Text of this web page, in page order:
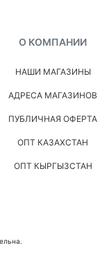
О КОМПАНИИ
НАШИ МАГАЗИНЫ
АДРЕСА МАГАЗИНОВ
ПУБЛИЧНАЯ ОФЕРТА
ОПТ КАЗАХСТАН
ОПТ КЫРГЫЗСТАН